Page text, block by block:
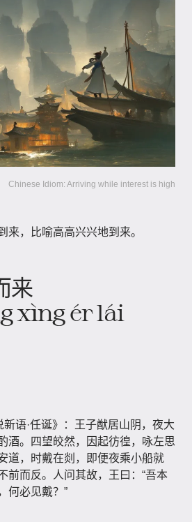
Chinese Idiom: Arriving while interest is high
来，比喻高高兴兴地到来。
来
xìng ér lái
新语·任诞》：王子猷居山阴，夜大
酒。四望皎然，因起彷徨，咏左思
道，时戴在剡，即便夜乘小船就
前而反。人问其故，王曰：“吾本
何必见戴？”